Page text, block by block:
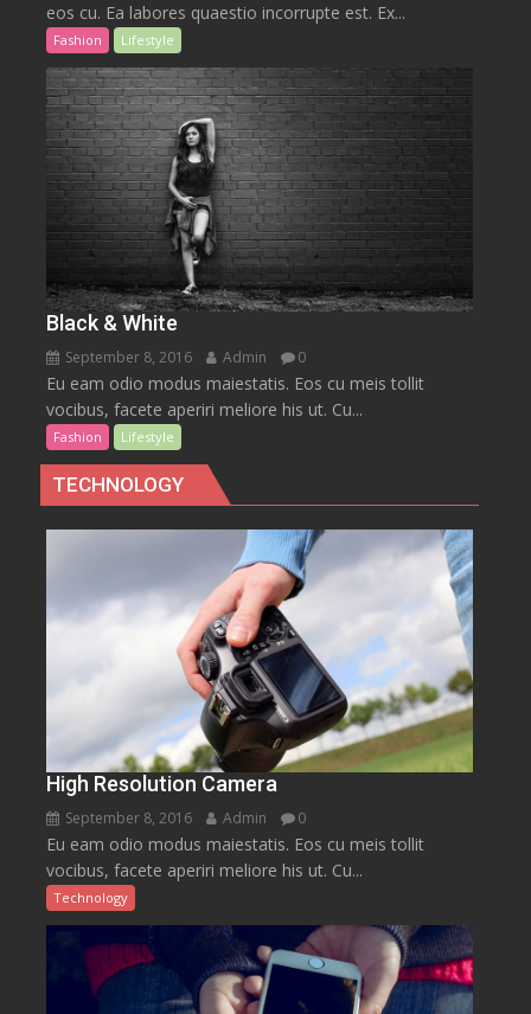
eos cu. Ea labores quaestio incorrupte est. Ex...
Fashion Lifestyle
Black & White
September 8, 2016 Admin 0
Eu eam odio modus maiestatis. Eos cu meis tollit
vocibus, facete aperiri meliore his ut. Cu...
Fashion Lifestyle
TECHNOLOGY
High Resolution Camera
September 8, 2016 Admin 0
Eu eam odio modus maiestatis. Eos cu meis tollit
vocibus, facete aperiri meliore his ut. Cu...
Technology